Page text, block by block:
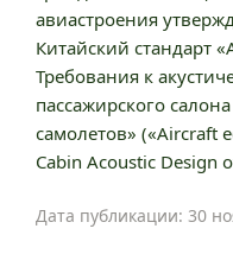
авиастроения
Китайский стандарт
Требования к
пассажирского
самолетов» («Aircraft
Cabin Acoustic Design
Дата публикации: 30